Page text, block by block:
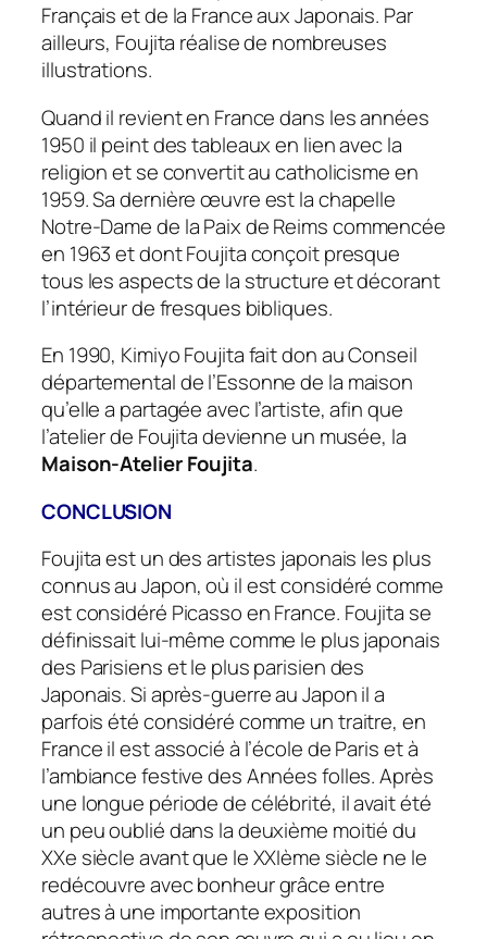
Français et de la France aux Japonais. Par
ailleurs, Foujita réalise de nombreuses
illustrations.
Quand il revient en France dans les années
1950 il peint des tableaux en lien avec la
religion et se convertit au catholicisme en
1959. Sa dernière œuvre est la chapelle
Notre-Dame de la Paix de Reims commencée
en 1963 et dont Foujita conçoit presque
tous les aspects de la structure et décorant
l’intérieur de fresques bibliques.
En 1990, Kimiyo Foujita fait don au Conseil
départemental de l’Essonne de la maison
qu’elle a partagée avec l’artiste, afin que
l’atelier de Foujita devienne un musée, la
Maison-Atelier Foujita.
CONCLUSION
Foujita est un des artistes japonais les plus
connus au Japon, où il est considéré comme
est considéré Picasso en France. Foujita se
définissait lui-même comme le plus japonais
des Parisiens et le plus parisien des
Japonais. Si après-guerre au Japon il a
parfois été considéré comme un traitre, en
France il est associé à l’école de Paris et à
l’ambiance festive des Années folles. Après
une longue période de célébrité, il avait été
un peu oublié dans la deuxième moitié du
XXe siècle avant que le XXIème siècle ne le
redécouvre avec bonheur grâce entre
autres à une importante exposition